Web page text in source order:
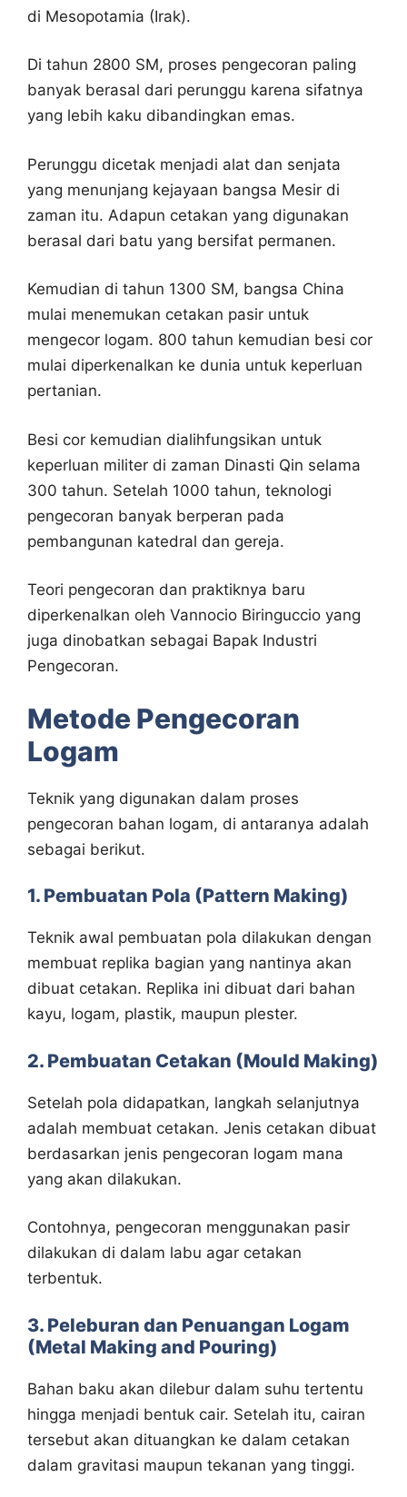
di Mesopotamia (Irak).
Di tahun 2800 SM, proses pengecoran paling
banyak berasal dari perunggu karena sifatnya
yang lebih kaku dibandingkan emas.
Perunggu dicetak menjadi alat dan senjata
yang menunjang kejayaan bangsa Mesir di
zaman itu. Adapun cetakan yang digunakan
berasal dari batu yang bersifat permanen.
Kemudian di tahun 1300 SM, bangsa China
mulai menemukan cetakan pasir untuk
mengecor logam. 800 tahun kemudian besi cor
mulai diperkenalkan ke dunia untuk keperluan
pertanian.
Besi cor kemudian dialihfungsikan untuk
keperluan militer di zaman Dinasti Qin selama
300 tahun. Setelah 1000 tahun, teknologi
pengecoran banyak berperan pada
pembangunan katedral dan gereja.
Teori pengecoran dan praktiknya baru
diperkenalkan oleh Vannocio Biringuccio yang
juga dinobatkan sebagai Bapak Industri
Pengecoran.
Metode Pengecoran
Logam
Teknik yang digunakan dalam proses
pengecoran bahan logam, di antaranya adalah
sebagai berikut.
1. Pembuatan Pola (Pattern Making)
Teknik awal pembuatan pola dilakukan dengan
membuat replika bagian yang nantinya akan
dibuat cetakan. Replika ini dibuat dari bahan
kayu, logam, plastik, maupun plester.
2. Pembuatan Cetakan (Mould Making)
Setelah pola didapatkan, langkah selanjutnya
adalah membuat cetakan. Jenis cetakan dibuat
berdasarkan jenis pengecoran logam mana
yang akan dilakukan.
Contohnya, pengecoran menggunakan pasir
dilakukan di dalam labu agar cetakan
terbentuk.
3. Peleburan dan Penuangan Logam
(Metal Making and Pouring)
Bahan baku akan dilebur dalam suhu tertentu
hingga menjadi bentuk cair. Setelah itu, cairan
tersebut akan dituangkan ke dalam cetakan
dalam gravitasi maupun tekanan yang tinggi.